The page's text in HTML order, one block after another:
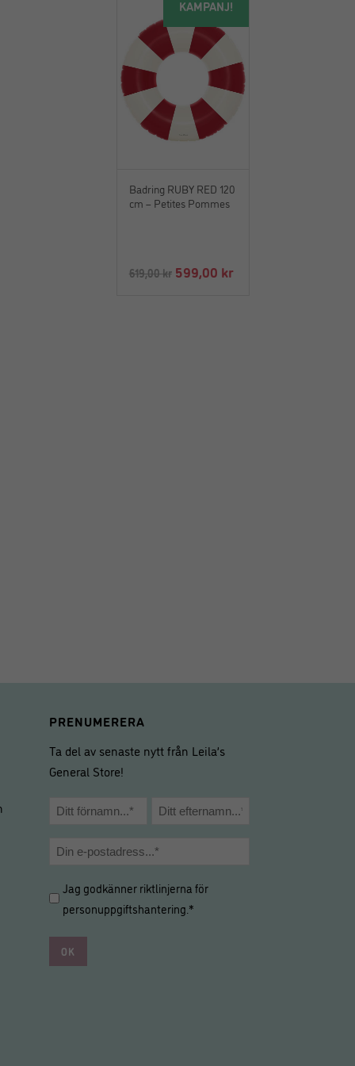
299,00 kr.
KAMPANJ!
Badring RUBY RED 120
cm – Petites Pommes
619,00kr Det
599,00 krDet
PRENUMERERA
Ta del av senaste nytt från Leila’s
General Store!
Namn
E-
Hantering
av
*
Jag godkänner riktlinjerna för
personuppgiftshantering .*